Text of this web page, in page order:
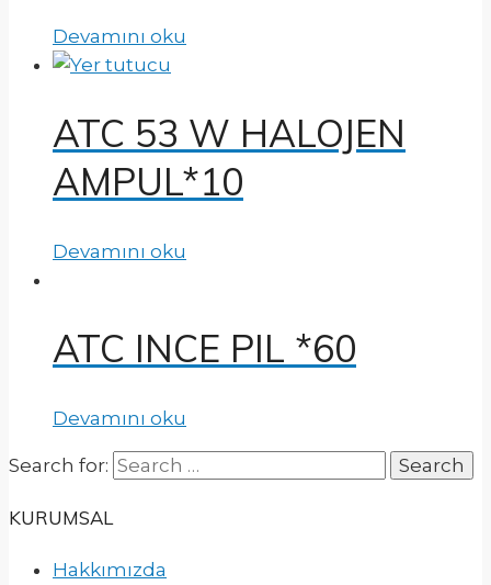
Devamını oku
ATC 53 W HALOJEN
AMPUL*10
Devamını oku
ATC INCE PIL *60
Devamını oku
Search for:
KURUMSAL
Hakkımızda